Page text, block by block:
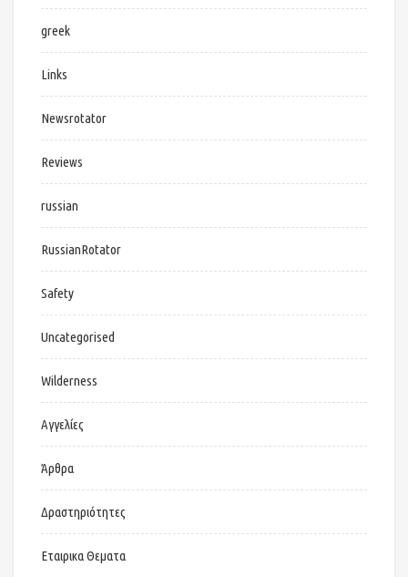
greek
Links
Newsrotator
Reviews
russian
RussianRotator
Safety
Uncategorised
Wilderness
Αγγελίες
Άρθρα
Δραστηριότητες
Εταιρικα Θεματα